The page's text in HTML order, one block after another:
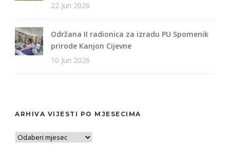
22 Jun 2026
Održana II radionica za izradu PU Spomenik
prirode Kanjon Cijevne
10 Jun 2026
ARHIVA VIJESTI PO MJESECIMA